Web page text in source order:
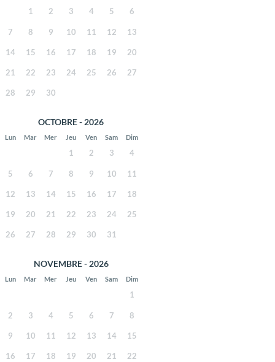
1 2 3 4 5 6
7 8 9 10 11 12 13
14 15 16 17 18 19 20
21 22 23 24 25 26 27
28 29 30
OCTOBRE - 2026
Lun Mar Mer Jeu Ven Sam Dim
1 2 3 4
5 6 7 8 9 10 11
12 13 14 15 16 17 18
19 20 21 22 23 24 25
26 27 28 29 30 31
NOVEMBRE - 2026
Lun Mar Mer Jeu Ven Sam Dim
1
2 3 4 5 6 7 8
9 10 11 12 13 14 15
16 17 18 19 20 21 22